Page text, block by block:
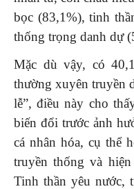
bọc (83,1%), tinh
thống trọng danh dự
Mặc dù vậy, có
thường xuyên truyền
lễ”, điều này cho
biến đổi trước ảnh
cá nhân hóa, cụ thể
truyền thống và
Tinh thần yêu nước,